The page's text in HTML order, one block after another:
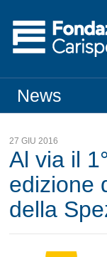
News
27 GIU 2016
Al via il
edizione
della